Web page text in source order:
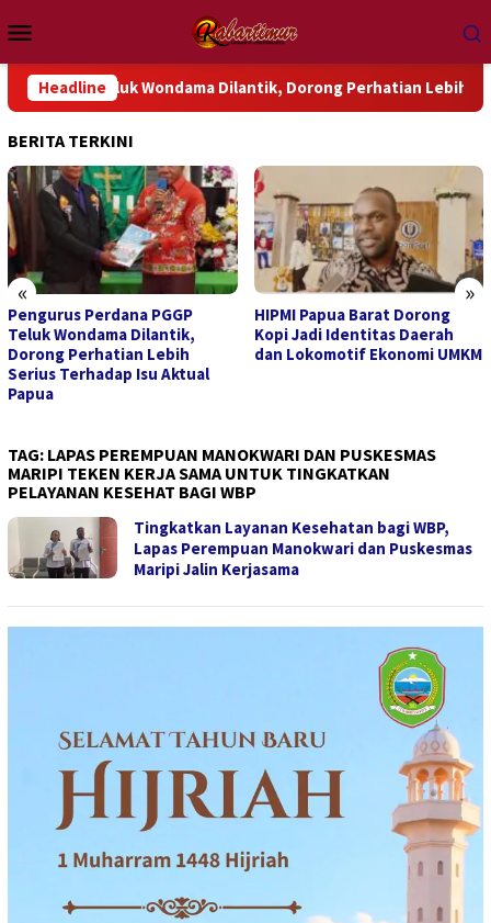
ke
kontenMobile
Headline
Teluk Wondama Dilantik, Dorong Perhatian Lebih Serius
BERITA TERKINI
« »
HIPMI Papua Barat Dorong
Kopi Jadi Identitas Daerah
dan Lokomotif Ekonomi UMKM
Kanwil Kemenkum Papua
Barat Hadirkan Layanan
Hukum dan Bazaar UMKM
TAG: LAPAS PEREMPUAN MANOKWARI DAN PUSKESMAS
MARIPI TEKEN KERJA SAMA UNTUK TINGKATKAN
PELAYANAN KESEHAT BAGI WBP
Tingkatkan Layanan Kesehatan bagi WBP,
Lapas Perempuan Manokwari dan Puskesmas
Maripi Jalin Kerjasama